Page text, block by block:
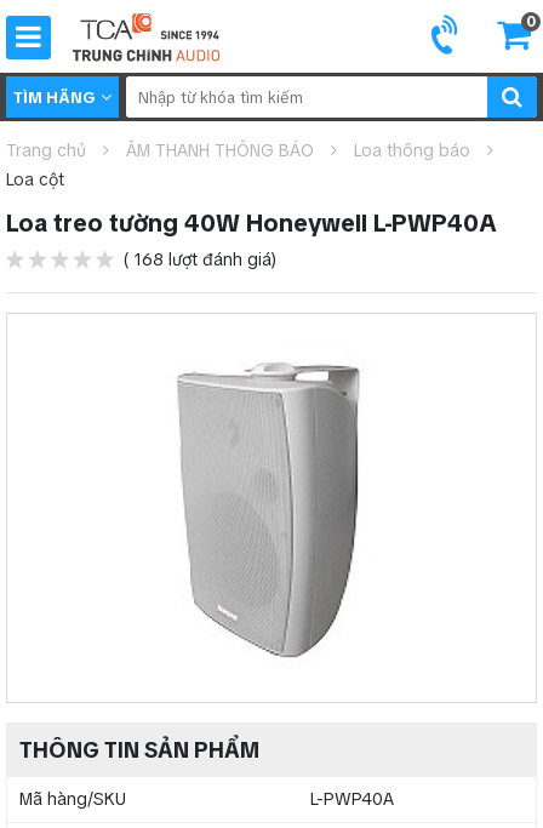
0
TÌM HÃNG
Trang chủ ÂM THANH THÔNG BÁO
Loa thông báo
Loa cột
Loa treo tường 40W Honeywell L-PWP40A
( 168 lượt đánh giá)
THÔNG TIN SẢN PHẨM
Mã hàng/SKU L-PWP40A